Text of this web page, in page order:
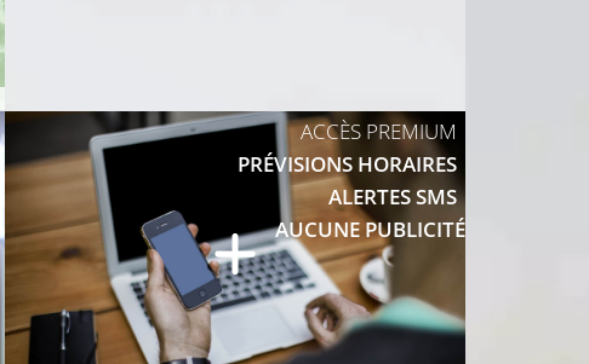
27°C
28°C
ACCÈS PREMIUM
PRÉVISIONS HORAIRES
ALERTES SMS
AUCUNE PUBLICITÉ